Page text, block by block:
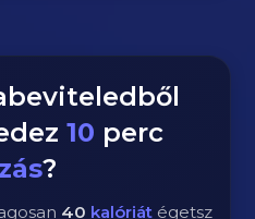
10 perc
?
40 kalóriátégetsz